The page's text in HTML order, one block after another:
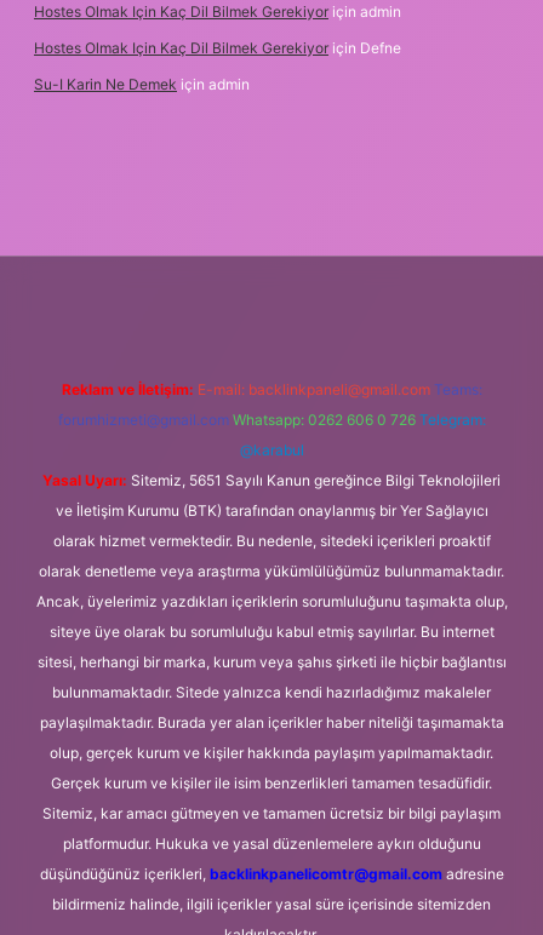
Hostes Olmak Için Kaç Dil Bilmek Gerekiyor için admin
Hostes Olmak Için Kaç Dil Bilmek Gerekiyor için Defne
Su-I Karin Ne Demek için admin
Reklam ve İletişim: E-mail: backlinkpaneli@gmail.com Teams:
forumhizmeti@gmail.com Whatsapp: 0262 606 0 726 Telegram:
@karabul
Yasal Uyarı: Sitemiz, 5651 Sayılı Kanun gereğince Bilgi Teknolojileri
ve İletişim Kurumu (BTK) tarafından onaylanmış bir Yer Sağlayıcı
olarak hizmet vermektedir. Bu nedenle, sitedeki içerikleri proaktif
olarak denetleme veya araştırma yükümlülüğümüz bulunmamaktadır.
Ancak, üyelerimiz yazdıkları içeriklerin sorumluluğunu taşımakta olup,
siteye üye olarak bu sorumluluğu kabul etmiş sayılırlar. Bu internet
sitesi, herhangi bir marka, kurum veya şahıs şirketi ile hiçbir bağlantısı
bulunmamaktadır. Sitede yalnızca kendi hazırladığımız makaleler
paylaşılmaktadır. Burada yer alan içerikler haber niteliği taşımamakta
olup, gerçek kurum ve kişiler hakkında paylaşım yapılmamaktadır.
Gerçek kurum ve kişiler ile isim benzerlikleri tamamen tesadüfidir.
Sitemiz, kar amacı gütmeyen ve tamamen ücretsiz bir bilgi paylaşım
platformudur. Hukuka ve yasal düzenlemelere aykırı olduğunu
düşündüğünüz içerikleri, backlinkpanelicomtr@gmail.comadresine
bildirmeniz halinde, ilgili içerikler yasal süre içerisinde sitemizden